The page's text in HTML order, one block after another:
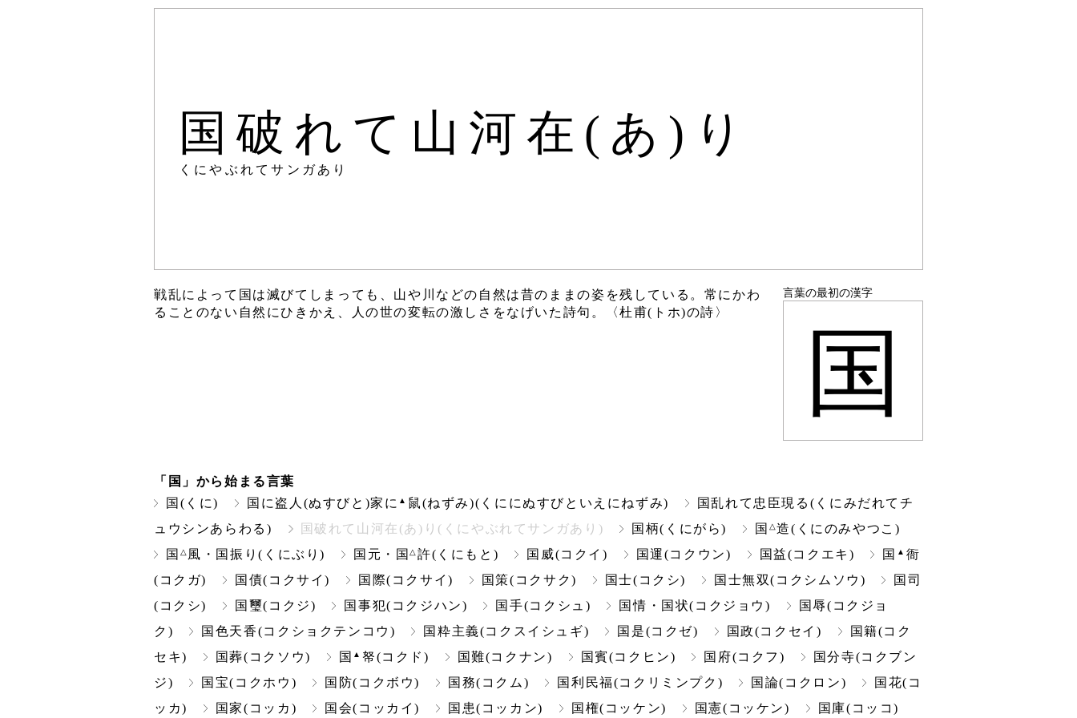
国破れて山河在(あ)り
くにやぶれてサンガあり
戦乱によって国は滅びてしまっても、山や川などの自然は昔のままの姿を残している。常にかわ
ることのない自然にひきかえ、人の世の変転の激しさをなげいた詩句。〈杜甫(トホ)の詩〉
言葉の最初の漢字
国
「国」から始まる言葉
国(くに)
国に盗人(ぬすびと)家に ▲ 鼠(ねずみ)(くににぬすびといえにねずみ)
国乱れて忠臣現る(くにみだれてチ
ュウシンあらわる)
国破れて山河在(あ)り(くにやぶれてサンガあり) 国柄(くにがら) 国 △造(くにのみやつこ)
国 △ 風・国振り(くにぶり) 国元・国△許(くにもと) 国威(コクイ) 国運(コクウン) 国益(コクエキ) 国 ▲ 衙
(コクガ)
国債(コクサイ) 国際(コクサイ) 国策(コクサク) 国士(コクシ) 国士無双(コクシムソウ)
国司
(コクシ)
国璽(コクジ) 国事犯(コクジハン) 国手(コクシュ) 国情・国状(コクジョウ)
国辱(コクジョ
ク)
国色天香(コクショクテンコウ) 国粋主義(コクスイシュギ) 国是(コクゼ) 国政(コクセイ)
国籍(コク
セキ)
国葬(コクソウ) 国 ▲ 帑(コクド) 国難(コクナン) 国賓(コクヒン) 国府(コクフ)
国分寺(コクブン
ジ)
国宝(コクホウ) 国防(コクボウ) 国務(コクム) 国利民福(コクリミンプク) 国論(コクロン)
国花(コ
ッカ)
国家(コッカ) 国会(コッカイ) 国患(コッカン) 国権(コッケン) 国憲(コッケン) 国庫(コッコ)